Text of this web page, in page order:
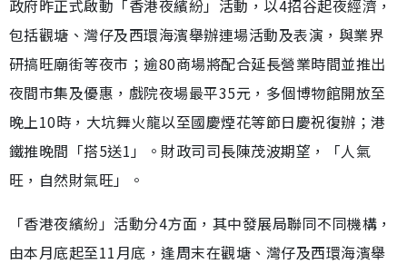
政府昨正式啟動「香港夜繽紛」活動，以4招谷起夜經濟，
包括觀塘、灣仔及西環海濱舉辦連場活動及表演，與業界
研搞旺廟街等夜市；逾80商場將配合延長營業時間並推出
夜間市集及優惠，戲院夜場最平35元，多個博物館開放至
晚上10時，大坑舞火龍以至國慶煙花等節日慶祝復辦；港
鐵推晚間「搭5送1」。財政司司長陳茂波期望，「人氣
旺，自然財氣旺」。
「香港夜繽紛」活動分4方面，其中發展局聯同不同機構，
由本月底起至11月底，逢周末在觀塘、灣仔及西環海濱舉